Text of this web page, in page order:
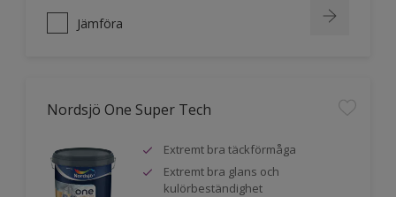
Jämföra
Nordsjö One Super Tech
Extremt bra täckförmåga
Extremt bra glans och
kulörbeständighet